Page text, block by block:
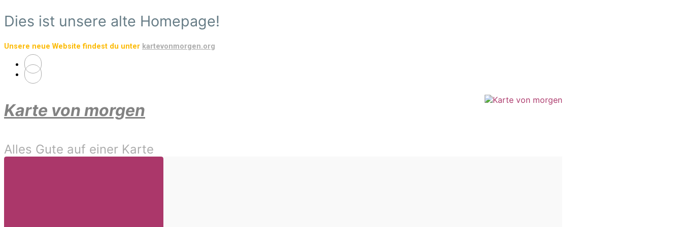
Zum
Hauptinhalt
Dies ist unsere alte Homepage!
Unsere neue Website findest du unter kartevonmorgen.org
Karte von morgen
Alles Gute auf einer Karte